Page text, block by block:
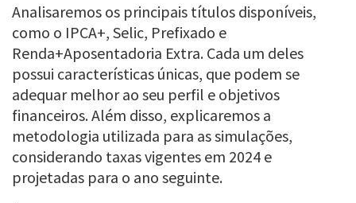
Analisaremos os principais títulos disponíveis,
como o IPCA+, Selic, Prefixado e
Renda+Aposentadoria Extra. Cada um deles
possui características únicas, que podem se
adequar melhor ao seu perfil e objetivos
financeiros. Além disso, explicaremos a
metodologia utilizada para as simulações,
considerando taxas vigentes em 2024 e
projetadas para o ano seguinte.